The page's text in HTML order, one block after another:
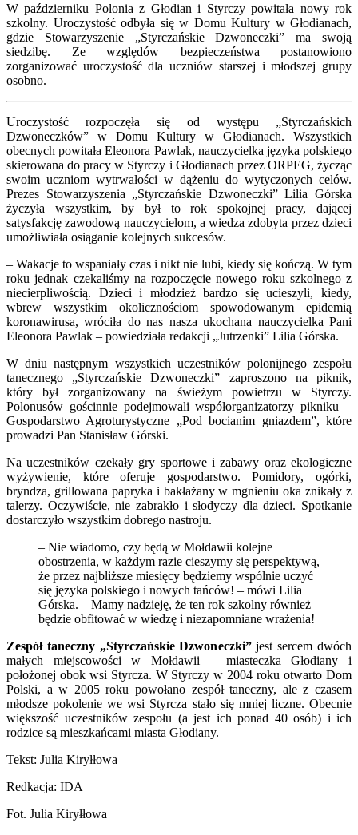
W październiku Polonia z Głodian i Styrczy powitała nowy rok
szkolny. Uroczystość odbyła się w Domu Kultury w Głodianach,
gdzie Stowarzyszenie „Styrczańskie Dzwoneczki” ma swoją
siedzibę. Ze względów bezpieczeństwa postanowiono
zorganizować uroczystość dla uczniów starszej i młodszej grupy
osobno.
Uroczystość rozpoczęła się od występu „Styrczańskich
Dzwoneczków” w Domu Kultury w Głodianach. Wszystkich
obecnych powitała Eleonora Pawlak, nauczycielka języka polskiego
skierowana do pracy w Styrczy i Głodianach przez ORPEG, życząc
swoim uczniom wytrwałości w dążeniu do wytyczonych celów.
Prezes Stowarzyszenia „Styrczańskie Dzwoneczki” Lilia Górska
życzyła wszystkim, by był to rok spokojnej pracy, dającej
satysfakcję zawodową nauczycielom, a wiedza zdobyta przez dzieci
umożliwiała osiąganie kolejnych sukcesów.
– Wakacje to wspaniały czas i nikt nie lubi, kiedy się kończą. W tym
roku jednak czekaliśmy na rozpoczęcie nowego roku szkolnego z
niecierpliwością. Dzieci i młodzież bardzo się ucieszyli, kiedy,
wbrew wszystkim okolicznościom spowodowanym epidemią
koronawirusa, wróciła do nas nasza ukochana nauczycielka Pani
Eleonora Pawlak – powiedziała redakcji „Jutrzenki” Lilia Górska.
W dniu następnym wszystkich uczestników polonijnego zespołu
tanecznego „Styrczańskie Dzwoneczki” zaproszono na piknik,
który był zorganizowany na świeżym powietrzu w Styrczy.
Polonusów gościnnie podejmowali współorganizatorzy pikniku –
Gospodarstwo Agroturystyczne „Pod bocianim gniazdem”, które
prowadzi Pan Stanisław Górski.
Na uczestników czekały gry sportowe i zabawy oraz ekologiczne
wyżywienie, które oferuje gospodarstwo. Pomidory, ogórki,
bryndza, grillowana papryka i bakłażany w mgnieniu oka znikały z
talerzy. Oczywiście, nie zabrakło i słodyczy dla dzieci. Spotkanie
dostarczyło wszystkim dobrego nastroju.
– Nie wiadomo, czy będą w Mołdawii kolejne
obostrzenia, w każdym razie cieszymy się perspektywą,
że przez najbliższe miesięcy będziemy wspólnie uczyć
się języka polskiego i nowych tańców! – mówi Lilia
Górska. – Mamy nadzieję, że ten rok szkolny również
będzie obfitować w wiedzę i niezapomniane wrażenia!
Zespół taneczny „Styrczańskie Dzwoneczki”jest sercem dwóch
małych miejscowości w Mołdawii – miasteczka Głodiany i
położonej obok wsi Styrcza. W Styrczy w 2004 roku otwarto Dom
Polski, a w 2005 roku powołano zespół taneczny, ale z czasem
młodsze pokolenie we wsi Styrcza stało się mniej liczne. Obecnie
większość uczestników zespołu (a jest ich ponad 40 osób) i ich
rodzice są mieszkańcami miasta Głodiany.
Tekst: Julia Kiryłłowa
Redkacja: IDA
Fot. Julia Kiryłłowa